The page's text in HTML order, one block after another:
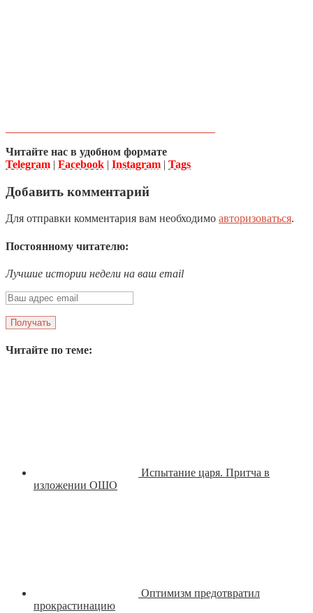
Читайте нас в удобном формате
Telegram | Facebook | Instagram | Tags
Добавить комментарий
Для отправки комментария вам необходимо авторизоваться.
Постоянному читателю:
Лучшие истории недели на ваш email
Читайте по теме:
Испытание царя. Притча в
изложении ОШО
Оптимизм предотвратил
прокрастинацию